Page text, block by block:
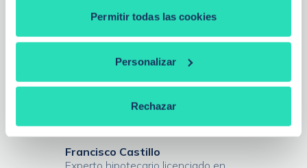
Permitir todas las cookies
Personalizar
Rechazar
¿Necesitas la ayuda de un
experto?
Nuestros expertos analizan tu caso, te explican todas las
Francisco Castillo
Experto hipotecario licenciado en